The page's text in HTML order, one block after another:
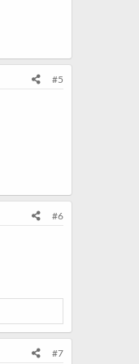
#5
#6
#7